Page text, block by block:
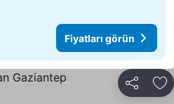
Fiyatları görün
Paylaş